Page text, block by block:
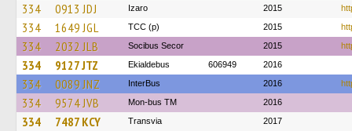
334 0913 JDJ Izaro 2015
334 1649 JGL TCC (p) 2015
334 2032 JLB Socibus Secor 2015
334 9127 JTZ Ekialdebus 606949 2016
334 0089 JNZ InterBus 2016
334 9574 JVB Mon-bus TM 2016
334 7487 KCY Transvia 2017